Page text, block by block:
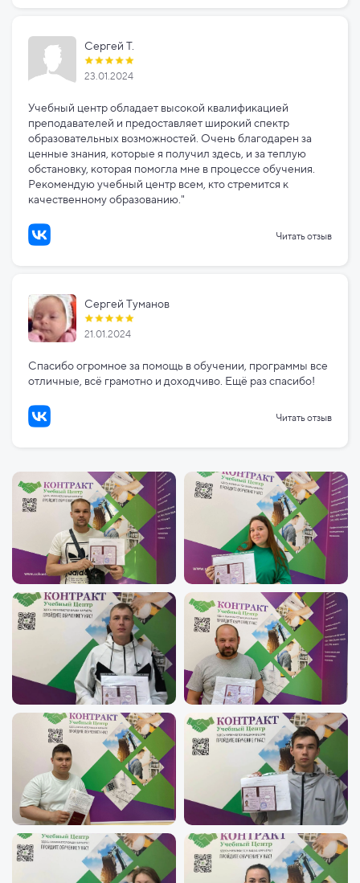
Сергей Т.
23.01.2024
Учебный центр обладает высокой квалификацией
преподавателей и предоставляет широкий спектр
образовательных возможностей. Очень благодарен за
ценные знания, которые я получил здесь, и за теплую
обстановку, которая помогла мне в процессе обучения.
Рекомендую учебный центр всем, кто стремится к
качественному образованию."
Читать отзыв
Сергей Туманов
21.01.2024
Спасибо огромное за помощь в обучении, программы все
отличные, всё грамотно и доходчиво. Ещё раз спасибо!
Читать отзыв